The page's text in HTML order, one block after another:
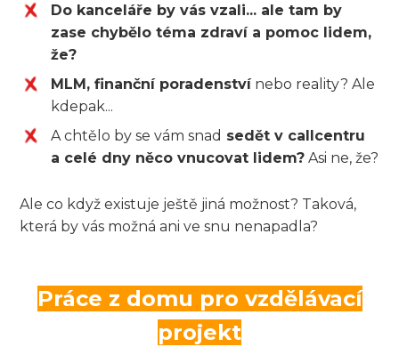
Do kanceláře by vás vzali... ale tam by
zase chybělo téma zdraví a pomoc lidem,
že?
MLM, finanční poradenstvínebo reality? Ale
kdepak...
A chtělo by se vám snad sedět v callcentru
a celé dny něco vnucovat lidem? Asi ne, že?
Ale co když existuje ještě jiná možnost? Taková,
která by vás možná ani ve snu nenapadla?
Práce z domu pro vzdělávací
projekt